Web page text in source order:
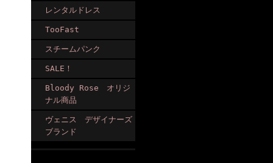
レンタルドレス
TooFast
スチームパンク
SALE！
Bloody Rose オリジ
ナル商品
ヴェニス デザイナーズ
ブランド